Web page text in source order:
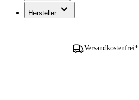
Hersteller
Versandkostenfrei*